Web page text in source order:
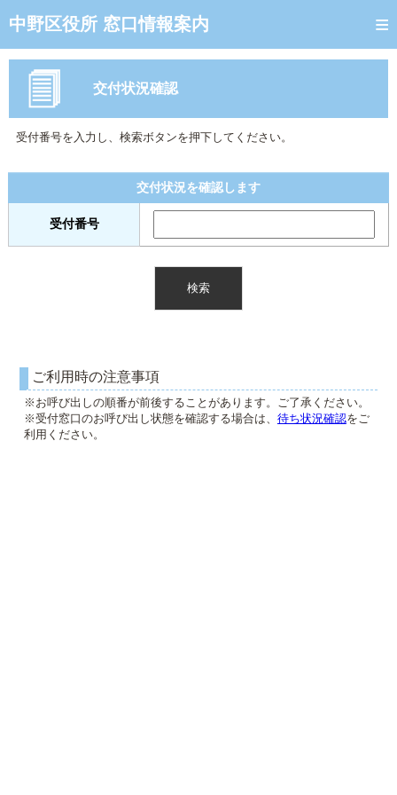
中野区役所 窓口情報案内
トップページ
窓口混雑状況
待ち状況確認
混雑予想カレンダー
交付状況確認
受付番号を入力し、検索ボタンを押下してください。
交付状況を確認します
受付番号
ご利用時の注意事項
※お呼び出しの順番が前後することがあります。ご了承ください。
※受付窓口のお呼び出し状態を確認する場合は、 待ち状況確認をご
利用ください。